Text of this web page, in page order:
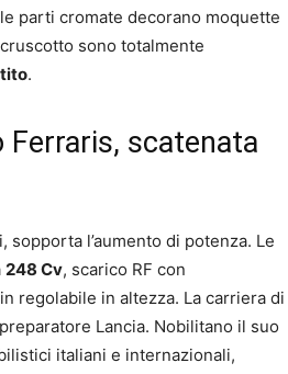
parti cromate decorano moquette
sono totalmente
.
Ferraris, scatenata
l’aumento di potenza. Le
248 Cv, scarico RF con
regolabile in altezza. La carriera di
Lancia. Nobilitano il suo
italiani e internazionali,